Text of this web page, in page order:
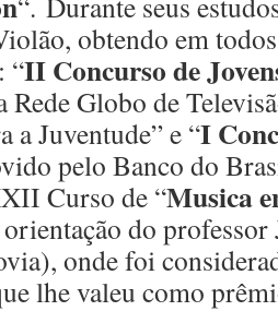
obtendo em
“II Concurso de
Globo de
a Juventude” e “I
pelo Banco do
Curso de “Musica
do professor
onde foi
lhe valeu como